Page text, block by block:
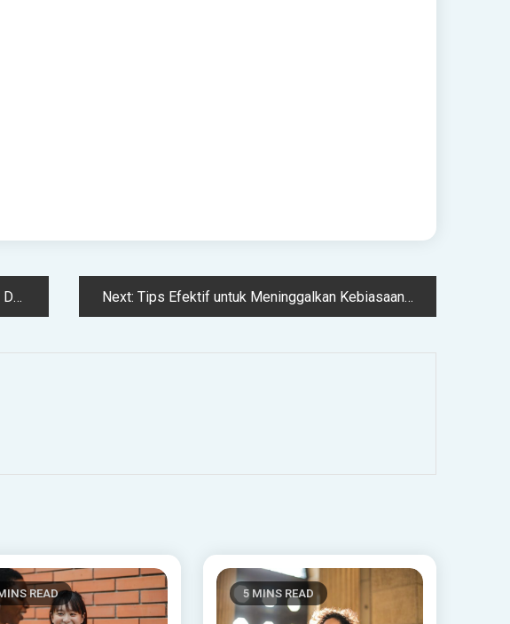
Next: Tips Efektif untuk Meninggalkan Kebiasaan Buruk | TINTAHIJAU.com
READ 5 MINS READ